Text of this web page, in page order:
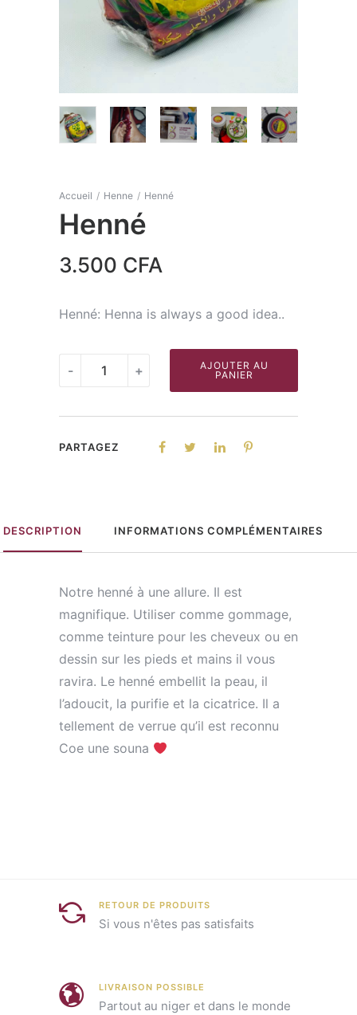
Accueil / Henne / Henné
Henné
3.500 CFA
Henné: Henna is always a good idea..
- +
AJOUTER AU
PANIER
PARTAGEZ
DESCRIPTION INFORMATIONS COMPLÉMENTAIRES
Notre henné à une allure. Il est
magnifique. Utiliser comme gommage,
comme teinture pour les cheveux ou en
dessin sur les pieds et mains il vous
ravira. Le henné embellit la peau, il
l’adoucit, la purifie et la cicatrice. Il a
tellement de verrue qu’il est reconnu
Coe une souna
RETOUR DE PRODUITS
Si vous n'êtes pas satisfaits
LIVRAISON POSSIBLE
Partout au niger et dans le monde